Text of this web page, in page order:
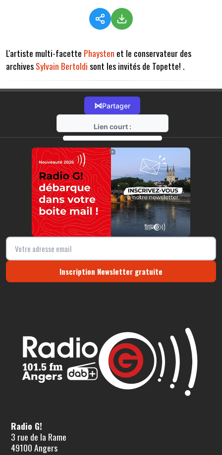
L'artiste multi-facette Phaysten et le conservateur des
archivesSylvain Bertoldisont les invités de Topette! .
⋈Partager
Lien court :
https://radio-g.fr?14871
⧉
Inscription Newsletter gratuite
Radio G!
3 rue de la Rame
49100 Angers